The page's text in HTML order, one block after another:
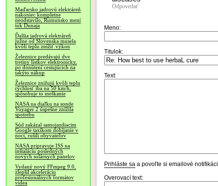
Maďarsko jadrovú elektráreň
nakoniec kompletne
neodstavilo, Rumunsko mení
tok Dunaja
Ďalšia jadrová elektráreň
južne od Slovenska musela
kvôli teplu znížiť výkon
Železnice predávajú dve
tretiny lístkov elektronicky,
po donútení cestujúcich na
takýto nákup
Železnice znižujú kvôli teplu
rýchlosť iba na 50 km/h,
spôsobuje to meškanie
NASA na diaľku na sonde
Voyager 2 úspešne znížila
spotrebu
Súd zakázal samojazdiacim
Google taxíkom dobíjanie v
noci, rušili obyvateľov
NASA pripravuje ISS na
inštaláciu posledných
nových solárnych panelov
Vydaný nový FFmpeg 9.0,
zlepšil akceleráciu
profesionálnych formátov
videa
Odpovedať
Meno:
Titulok:
Text:
Prihláste sa a povoľte si emailové
Overovací text: